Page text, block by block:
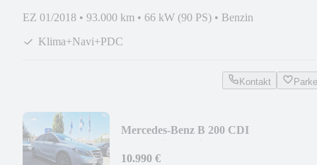
EZ 01/2018 • 93.000 km • 66 kW (90 PS) • Benzin
Klima+Navi+PDC
Kontakt
Mercedes-Benz B 200 CDI
10.990 €